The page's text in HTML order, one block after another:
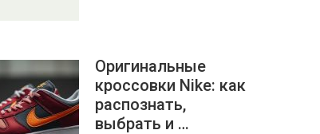
Оригинальные
кроссовки Nike: как
распознать,
выбрать и …